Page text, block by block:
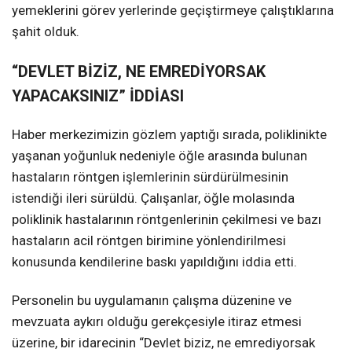
yemeklerini görev yerlerinde geçiştirmeye çalıştıklarına
şahit olduk.
“DEVLET BİZİZ, NE EMREDİYORSAK
YAPACAKSINIZ” İDDİASI
Haber merkezimizin gözlem yaptığı sırada, poliklinikte
yaşanan yoğunluk nedeniyle öğle arasında bulunan
hastaların röntgen işlemlerinin sürdürülmesinin
istendiği ileri sürüldü. Çalışanlar, öğle molasında
poliklinik hastalarının röntgenlerinin çekilmesi ve bazı
hastaların acil röntgen birimine yönlendirilmesi
konusunda kendilerine baskı yapıldığını iddia etti.
Personelin bu uygulamanın çalışma düzenine ve
mevzuata aykırı olduğu gerekçesiyle itiraz etmesi
üzerine, bir idarecinin “Devlet biziz, ne emrediyorsak